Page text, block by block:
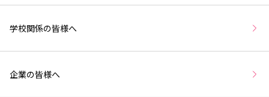
学校関係の皆様へ
企業の皆様へ